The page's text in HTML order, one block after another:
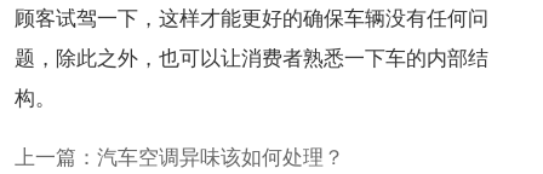
顾客试驾一下，这样才能更好的确保车辆没有任何问
题，除此之外，也可以让消费者熟悉一下车的内部结
构。
上一篇： 汽车空调异味该如何处理？